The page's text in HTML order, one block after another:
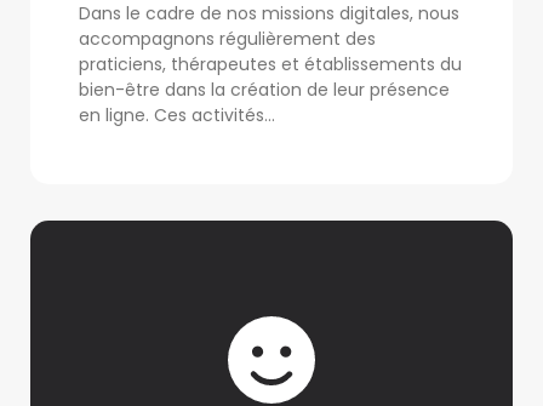
Dans le cadre de nos missions digitales, nous
accompagnons régulièrement des
praticiens, thérapeutes et établissements du
bien-être dans la création de leur présence
en ligne. Ces activités...